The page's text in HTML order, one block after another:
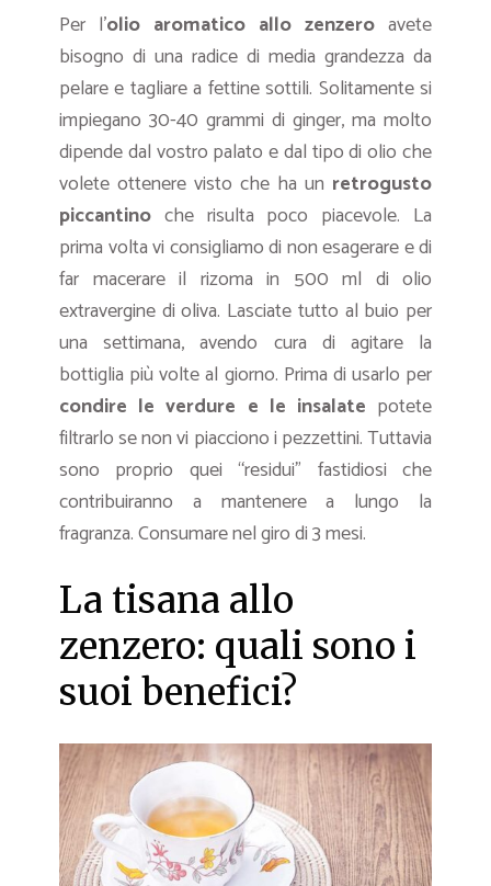
Per l’olio aromatico allo zenzero avete
bisogno di una radice di media grandezza da
pelare e tagliare a fettine sottili. Solitamente si
impiegano 30-40 grammi di ginger, ma molto
dipende dal vostro palato e dal tipo di olio che
volete ottenere visto che ha un retrogusto
piccantino che risulta poco piacevole. La
prima volta vi consigliamo di non esagerare e di
far macerare il rizoma in 500 ml di olio
extravergine di oliva. Lasciate tutto al buio per
una settimana, avendo cura di agitare la
bottiglia più volte al giorno. Prima di usarlo per
condire le verdure e le insalate potete
filtrarlo se non vi piacciono i pezzettini. Tuttavia
sono proprio quei “residui” fastidiosi che
contribuiranno a mantenere a lungo la
fragranza. Consumare nel giro di 3 mesi.
La tisana allo
zenzero: quali sono i
suoi benefici?